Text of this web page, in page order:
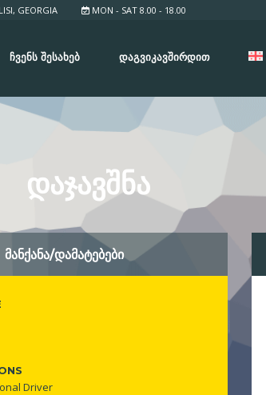
MON - SAT 8.00 - 18.00
GEORGIA
ᲩᲕᲔᲜᲡ ᲨᲔᲡᲐᲮᲔᲑ ᲓᲐᲒᲕᲘᲙᲐᲕᲨᲘᲠᲓᲘᲗ
ᲓᲐᲯᲐᲕᲨᲜᲐ
მანქანა/დამატებები
Driver